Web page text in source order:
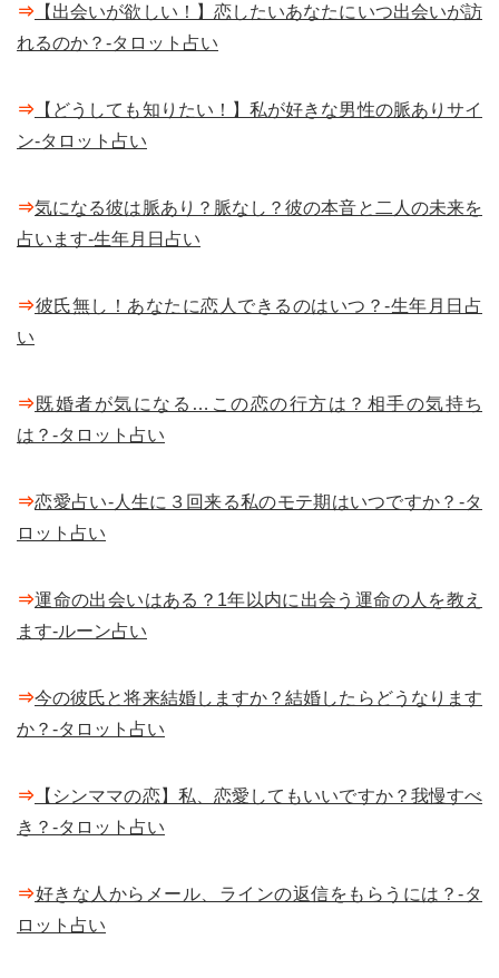
⇒ 【出会いが欲しい！】恋したいあなたにいつ出会いが訪
れるのか？-タロット占い
⇒ 【どうしても知りたい！】私が好きな男性の脈ありサイ
ン-タロット占い
⇒気になる彼は脈あり？脈なし？彼の本音と二人の未来を
占います-生年月日占い
⇒彼氏無し！あなたに恋人できるのはいつ？-生年月日占
い
⇒既婚者が気になる…この恋の行方は？相手の気持ち
は？-タロット占い
⇒恋愛占い-人生に３回来る私のモテ期はいつですか？-タ
ロット占い
⇒運命の出会いはある？1年以内に出会う運命の人を教え
ます-ルーン占い
⇒今の彼氏と将来結婚しますか？結婚したらどうなります
か？-タロット占い
⇒ 【シンママの恋】私、恋愛してもいいですか？我慢すべ
き？-タロット占い
⇒好きな人からメール、ラインの返信をもらうには？-タ
ロット占い